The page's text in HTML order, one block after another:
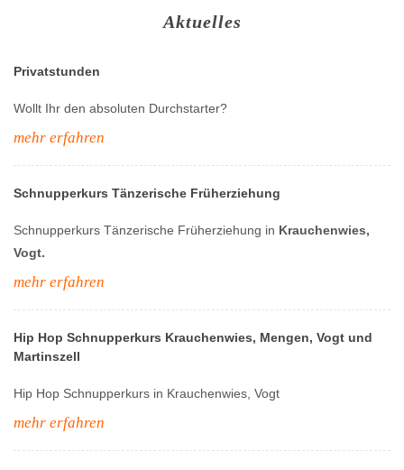
Aktuelles
Privatstunden
Wollt Ihr den absoluten Durchstarter?
mehr erfahren
Schnupperkurs Tänzerische Früherziehung
Schnupperkurs Tänzerische Früherziehung in Krauchenwies,
Vogt.
mehr erfahren
Hip Hop Schnupperkurs Krauchenwies, Mengen, Vogt und
Martinszell
Hip Hop Schnupperkurs in Krauchenwies, Vogt
mehr erfahren